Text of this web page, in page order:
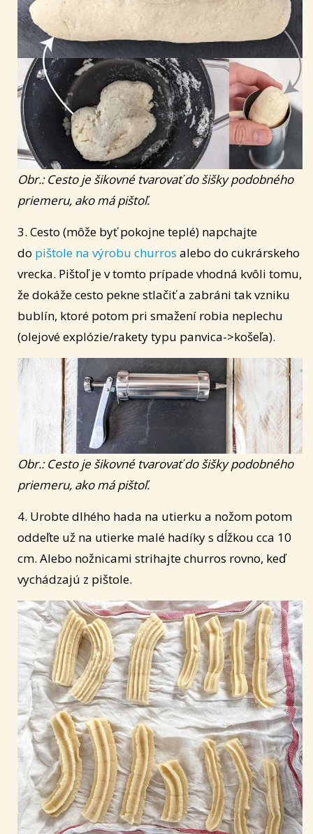
Obr.: Cesto je šikovné tvarovať do šišky podobného
priemeru, ako má pištoľ.
3. Cesto (môže byť pokojne teplé) napchajte
do pištole na výrobu churros alebo do cukrárskeho
vrecka. Pištoľ je v tomto prípade vhodná kvôli tomu,
že dokáže cesto pekne stlačiť a zabráni tak vzniku
bublín, ktoré potom pri smažení robia neplechu
(olejové explózie/rakety typu panvica->košeľa).
Obr.: Cesto je šikovné tvarovať do šišky podobného
priemeru, ako má pištoľ.
4. Urobte dlhého hada na utierku a nožom potom
oddeľte už na utierke malé hadíky s dĺžkou cca 10
cm. Alebo nožnicami strihajte churros rovno, keď
vychádzajú z pištole.